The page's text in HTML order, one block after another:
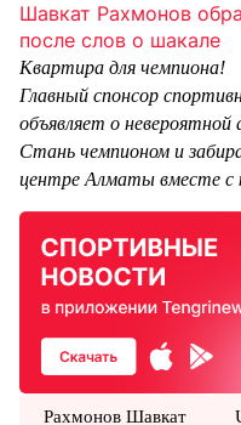
Шавкат Рахмонов
после слов о шакале
Квартира для чемпиона!
Главный спонсор
объявляет о
Стань чемпионом и
центре Алматы вместе с
Рахмонов Шавкат